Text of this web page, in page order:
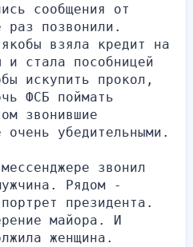
сообщения от
раз позвонили.
взяла кредит на
и стала пособницей
искупить прокол,
ФСБ поймать
звонившие
очень убедительными.
звонил
Рядом -
президента.
майора. И
женщина.